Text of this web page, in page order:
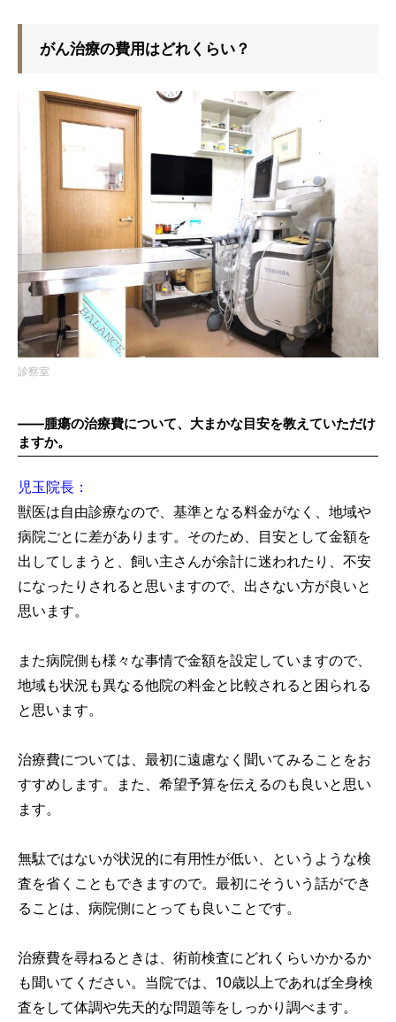
がん治療の費用はどれくらい？
診察室
――腫瘍の治療費について、大まかな目安を教えていただけ
ますか。
児玉院長：
獣医は自由診療なので、基準となる料金がなく、地域や
病院ごとに差があります。そのため、目安として金額を
出してしまうと、飼い主さんが余計に迷われたり、不安
になったりされると思いますので、出さない方が良いと
思います。
また病院側も様々な事情で金額を設定していますので、
地域も状況も異なる他院の料金と比較されると困られる
と思います。
治療費については、最初に遠慮なく聞いてみることをお
すすめします。また、希望予算を伝えるのも良いと思い
ます。
無駄ではないが状況的に有用性が低い、というような検
査を省くこともできますので。最初にそういう話ができ
ることは、病院側にとっても良いことです。
治療費を尋ねるときは、術前検査にどれくらいかかるか
も聞いてください。当院では、10歳以上であれば全身検
査をして体調や先天的な問題等をしっかり調べます。